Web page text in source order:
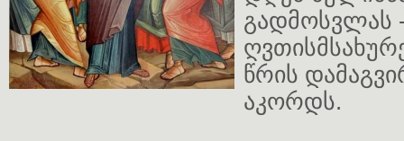
გადმოსვლას
წრის
აკორდს.